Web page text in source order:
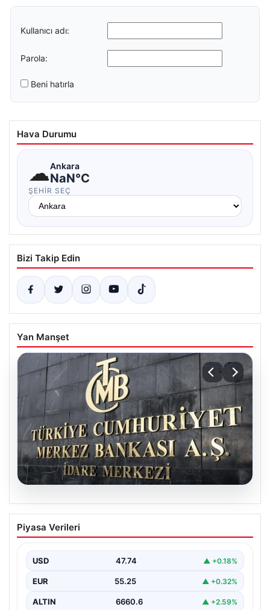
Kullanıcı adı:
Parola:
Beni hatırla
Hava Durumu
☁Ankara
NaN°C
ŞEHIR SEÇ
Bizi Takip Edin
Yan Manşet
07.08.2026
TCMB’nin Nisan toplantısı ne zaman?
Ekonomistlerin faiz beklentileri
Türkiye Cumhuriyet Merkez Bankası Para Politikası
Piyasa Verileri
USD 47.74 ▲ +0.18%
EUR 55.25 ▲ +0.32%
ALTIN 6660.6 ▲ +2.59%